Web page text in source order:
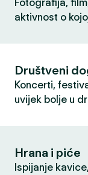
Fotografija,
aktivnost o
Društveni
Koncerti,
uvijek bolje u
Hrana i piće
Ispijanje